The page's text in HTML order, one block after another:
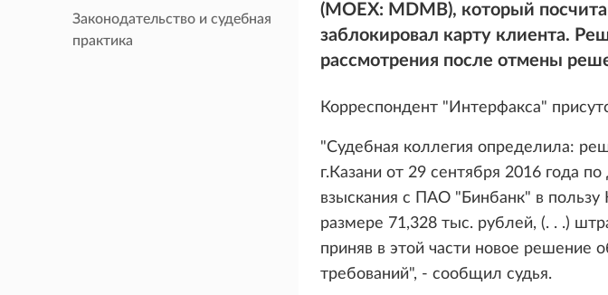
Законодательство и судебная
практика
(MOEX: MDMB), который
заблокировал карту клиента.
рассмотрения после отмены
Корреспондент "Интерфакса"
"Судебная коллегия определила:
г.Казани от 29 сентября 2016 года
взыскания с ПАО "Бинбанк" в пользу
размере 71,328 тыс. рублей, (. . .)
приняв в этой части новое решение
требований", - сообщил судья.